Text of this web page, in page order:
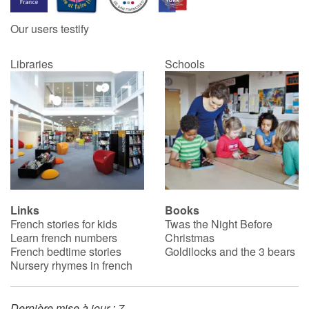
Catalogue anglais
Contraste +
Help
Home
Family
Schools
Libraries
Our users testify
Libraries Schools
Links
French stories for kids
Learn french numbers
French bedtime stories
Nursery rhymes in french
Books
Twas the Night Before
Christmas
Goldilocks and the 3 bears